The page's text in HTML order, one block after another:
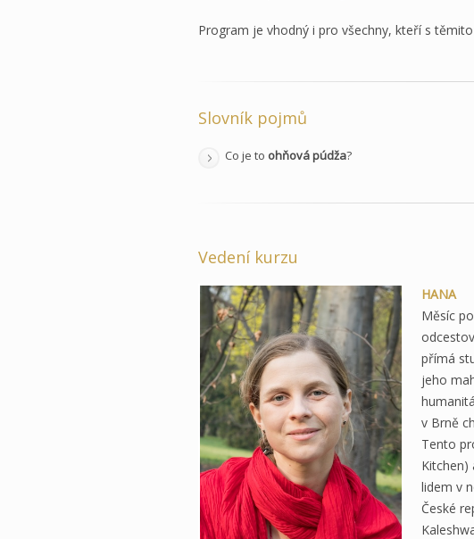
Program je vhodný i pro všechny, kteří s
Slovník pojmů
Co je to ohňová púdža?
Vedení kurzu
HANA
Měsíc
přímá
jeho
v Brně
Tento
Kitchen)
lidem v
České